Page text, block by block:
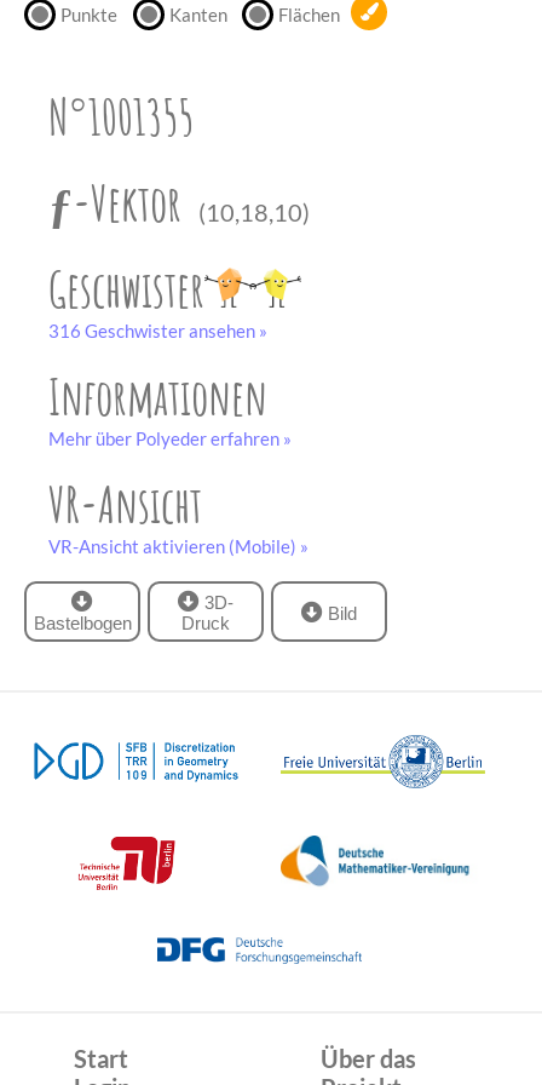
Punkte Kanten Flächen
N°1001355
ƒ-Vektor
(10,18,10)
Geschwister
316 Geschwister ansehen »
Informationen
Mehr über Polyeder erfahren »
VR-Ansicht
VR-Ansicht aktivieren (Mobile) »
Bastelbogen
Bastelbogen
3D-
Druck
unserem
Bild
Start
Über das